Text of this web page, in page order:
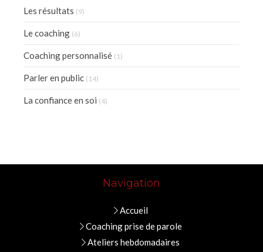
Les résultats (9)
Le coaching (6)
Coaching personnalisé (1)
Parler en public (14)
La confiance en soi (4)
Navigation
Accueil
Coaching prise de parole
Ateliers hebdomadaires